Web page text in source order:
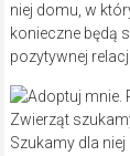
niej domu, w
konieczne będą
pozytywnej
Szukamy dla